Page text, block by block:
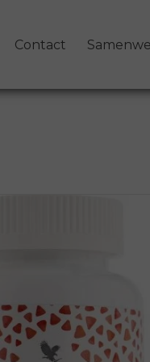
Contact